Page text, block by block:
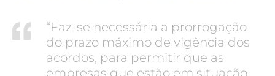
“Faz-se necessária a prorrogação
do prazo máximo de vigência dos
acordos, para permitir que as
empresas que estão em situação